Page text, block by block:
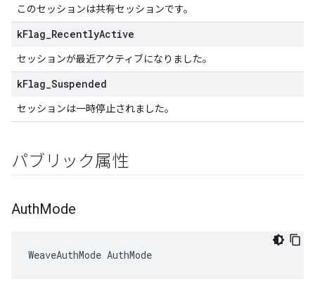
このセッションは共有セッションです。
kFlag RecentlyActive
セッションが最近アクティブになりました。
kFlag Suspended
セッションは一時停止されました。
パブリック属性
AuthMode
WeaveAuthMode AuthMode